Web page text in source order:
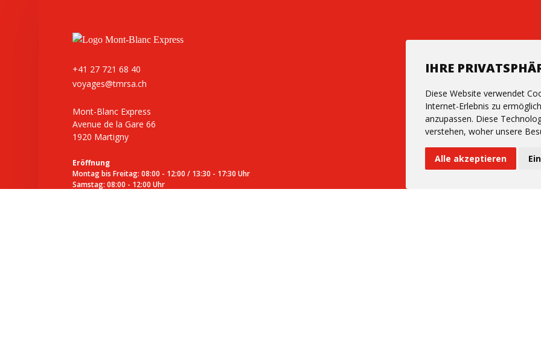
IHRE
Diese Website verwendet
Internet-Erlebnis zu
anzupassen. Diese
verstehen, woher unsere
Alle akzeptieren
+41 27 721 68 40
voyages@tmrsa.ch
Mont-Blanc Express
Avenue de la Gare 66
1920 Martigny
Eröffnung
Montag bis Freitag: 08:00 - 12:00 / 13:30 - 17:30 Uhr
Samstag: 08:00 - 12:00 Uhr